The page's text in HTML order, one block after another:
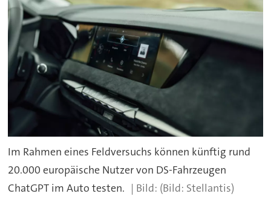
Im Rahmen eines Feldversuchs können künftig rund
20.000 europäische Nutzer von DS-Fahrzeugen
ChatGPT im Auto testen.
(Bild: Stellantis)